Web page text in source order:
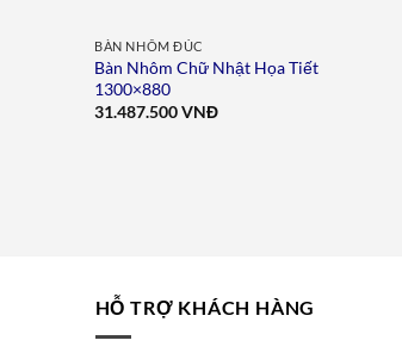
BÀN NHÔM ĐÚC
Bàn Nhôm Chữ Nhật Họa Tiết
1300×880
31.487.500VNĐ
HỖ TRỢ KHÁCH HÀNG